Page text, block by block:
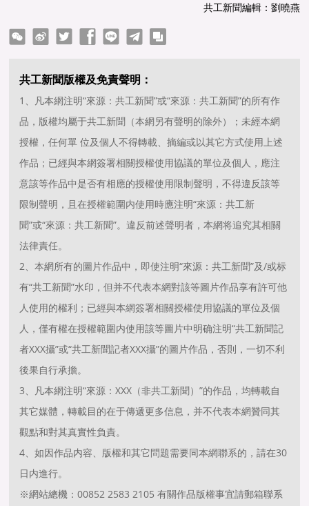
共工新聞編輯：劉曉燕
linetelegram copy
共工新聞版權及免責聲明：
1、凡本網注明“來源：共工新聞”或“來源：共工新聞”的所有作
品，版權均屬于共工新聞（本網另有聲明的除外）；未經本網
授權，任何單 位及個人不得轉載、摘編或以其它方式使用上述
作品；已經與本網簽署相關授權使用協議的單位及個人，應注
意該等作品中是否有相應的授權使用限制聲明，不得違反該等
限制聲明，且在授權範圍内使用時應注明“來源：共工新
聞”或“來源：共工新聞”。違反前述聲明者，本網将追究其相關
法律責任。
2、本網所有的圖片作品中，即使注明“來源：共工新聞”及/或标
有“共工新聞”水印，但并不代表本網對該等圖片作品享有許可他
人使用的權利；已經與本網簽署相關授權使用協議的單位及個
人，僅有權在授權範圍内使用該等圖片中明确注明“共工新聞記
者XXX攝”或“共工新聞記者XXX攝”的圖片作品，否則，一切不利
後果自行承擔。
3、凡本網注明“來源：XXX（非共工新聞）”的作品，均轉載自
其它媒體，轉載目的在于傳遞更多信息，并不代表本網贊同其
觀點和對其真實性負責。
4、如因作品内容、版權和其它問題需要同本網聯系的，請在30
日内進行。
※網站總機：00852 2583 2105 有關作品版權事宜請郵箱聯系